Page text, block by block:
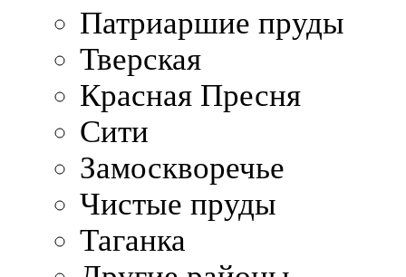
Патриаршие пруды
Тверская
Красная Пресня
Сити
Замоскворечье
Чистые пруды
Таганка